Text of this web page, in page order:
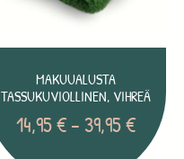
MAKUUALUSTA
TASSUKUVIOLLINEN, VIHREÄ
14,95€ – 39,95€